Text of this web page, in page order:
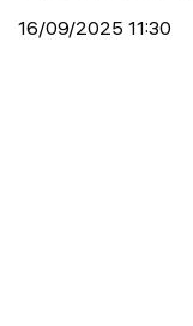
16/09/2025 11:30